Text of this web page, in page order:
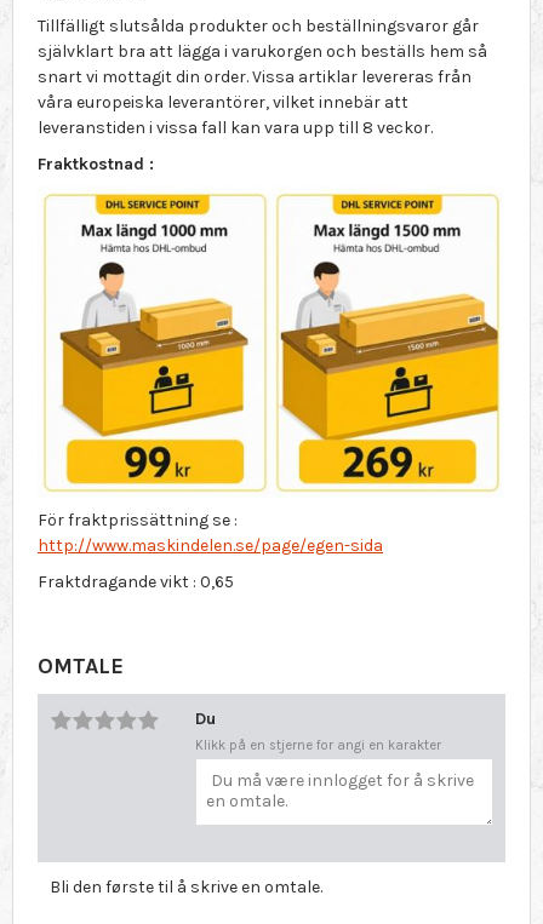
Tillfälligt slutsålda produkter och beställningsvaror går
självklart bra att lägga i varukorgen och beställs hem så
snart vi mottagit din order. Vissa artiklar levereras från
våra europeiska leverantörer, vilket innebär att
leveranstiden i vissa fall kan vara upp till 8 veckor.
Fraktkostnad :
För fraktprissättning se :
http://www.maskindelen.se/page/egen-sida
Fraktdragande vikt : 0,65
OMTALE
Du
Klikk på en stjerne for angi en karakter
Bli den første til å skrive en omtale.